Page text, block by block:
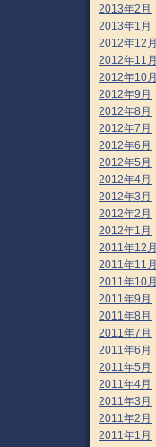
2013年2月
2013年1月
2012年12月
2012年11月
2012年10月
2012年9月
2012年8月
2012年7月
2012年6月
2012年5月
2012年4月
2012年3月
2012年2月
2012年1月
2011年12月
2011年11月
2011年10月
2011年9月
2011年8月
2011年7月
2011年6月
2011年5月
2011年4月
2011年3月
2011年2月
2011年1月